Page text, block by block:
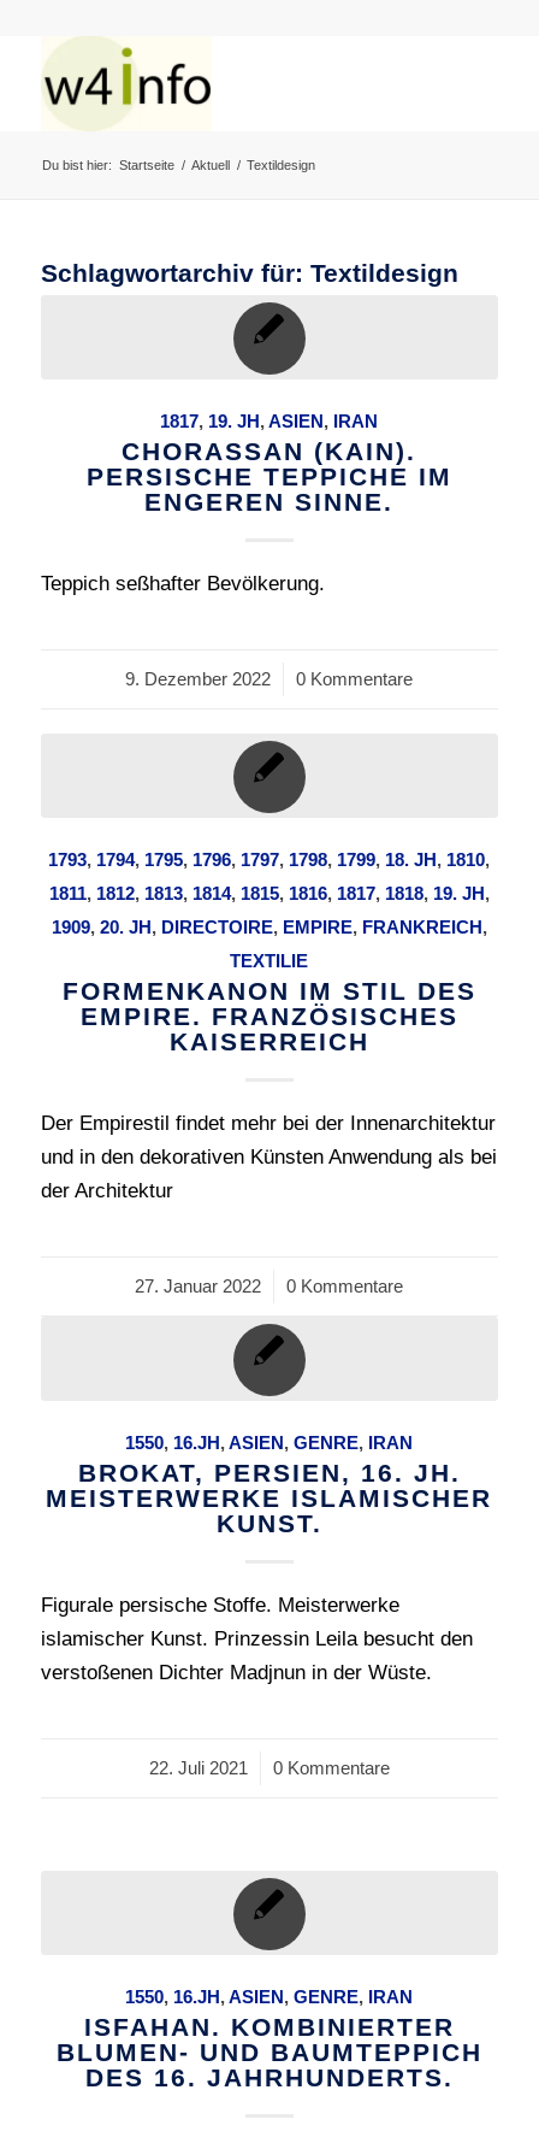
Du bist hier: Startseite / Aktuell / Textildesign
Schlagwortarchiv für: Textildesign
1817, 19. JH,ASIEN, IRAN
CHORASSAN (KAIN).
PERSISCHE TEPPICHE IM
ENGEREN SINNE.
Teppich seßhafter Bevölkerung.
9. Dezember 2022
/ 0 Kommentare
1793, 1794, 1795, 1796, 1797, 1798, 1799, 18. JH, 1810,
1811, 1812, 1813, 1814, 1815, 1816, 1817, 1818, 19. JH,
1909, 20. JH, DIRECTOIRE, EMPIRE, FRANKREICH,
TEXTILIE
FORMENKANON IM STIL DES
EMPIRE. FRANZÖSISCHES
KAISERREICH
Der Empirestil findet mehr bei der Innenarchitektur
und in den dekorativen Künsten Anwendung als bei
der Architektur
27. Januar 2022
/ 0 Kommentare
1550, 16.JH,ASIEN,GENRE, IRAN
BROKAT, PERSIEN, 16. JH.
MEISTERWERKE ISLAMISCHER
KUNST.
Figurale persische Stoffe. Meisterwerke
islamischer Kunst. Prinzessin Leila besucht den
verstoßenen Dichter Madjnun in der Wüste.
22. Juli 2021
/ 0 Kommentare
1550, 16.JH,ASIEN,GENRE, IRAN
ISFAHAN. KOMBINIERTER
BLUMEN- UND BAUMTEPPICH
DES 16. JAHRHUNDERTS.